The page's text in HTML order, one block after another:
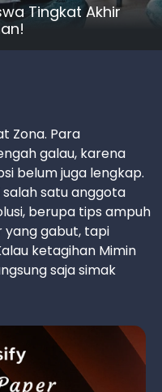
Tingkat Akhir
Zona. Para
galau, karena
belum juga lengkap.
satu anggota
berupa tips ampuh
yang gabut, tapi
ketagihan Mimin
saja simak